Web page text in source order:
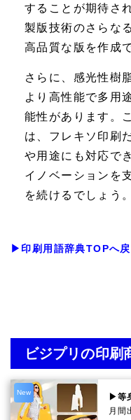
することが期待さ
製版技術のさらな
高品質な版を作成
さらに、感光性樹
より高性能で多用
能性があります。
は、フレキソ印刷
や用途にも対応で
イノベーションを
を続けるでしょう。
▶印刷用語辞典TOPへ戻
ビジプリの印刷
New
▶等
月間